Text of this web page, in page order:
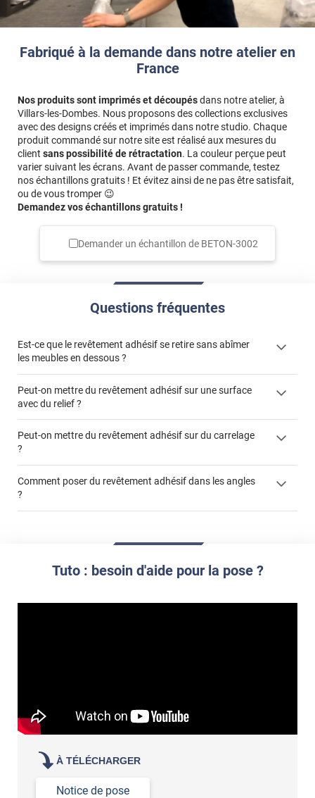
Fabriqué à la demande dans notre atelier en
France
Nos produits sont imprimés et découpésdans notre atelier, à
Villars-les-Dombes. Nous proposons des collections exclusives
avec des designs créés et imprimés dans notre studio. Chaque
produit commandé sur notre site est réalisé aux mesures du
client sans possibilité de rétractation. La couleur perçue peut
varier suivant les écrans. Avant de passer commande, testez
nos échantillons gratuits ! Et évitez ainsi de ne pas être satisfait,
ou de vous tromper 😉
Demandez vos échantillons gratuits !
Demander un échantillon de BETON-3002
Questions fréquentes
Est-ce que le revêtement adhésif se retire sans abîmer
les meubles en dessous ?
colle
Peut-on mettre du revêtement adhésif sur une surface
avec du relief ?
Peut-on mettre du revêtement adhésif sur du carrelage
?
Commander à la taille des carreaux et réappliquer un joint
propre par dessus
Comment poser du revêtement adhésif dans les angles
?
Tuto : besoin d'aide pour la pose ?
À TÉLÉCHARGER
Notice de pose